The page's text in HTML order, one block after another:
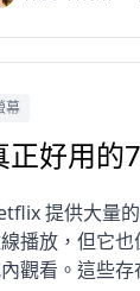
幕
正好用的
提供大量
播放，但它
觀看。這些